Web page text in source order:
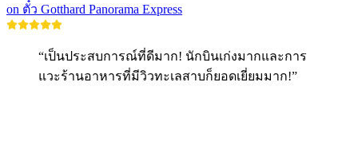
on ตั๋ว Gotthard Panorama Express
“เป็นประสบการณ์ที่ดีมาก! นักบินเก่งมากและการ
แวะร้านอาหารที่มีวิวทะเลสาบก็ยอดเยี่ยมมาก!”